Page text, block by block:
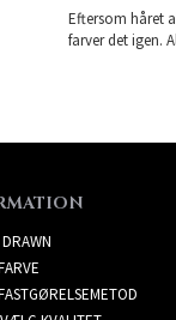
Eftersom håret
farver det igen.